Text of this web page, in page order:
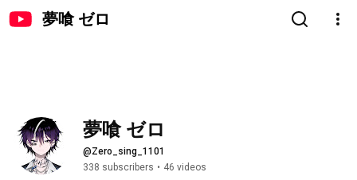
夢喰 ゼロ
夢喰 ゼロ
@Zero_sing_1101
338 subscribers • 46 videos